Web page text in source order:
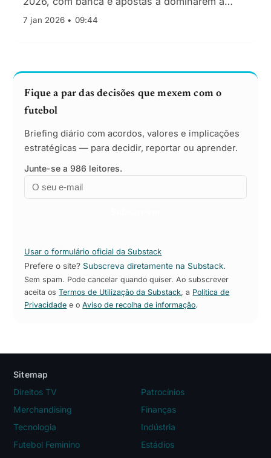
carteira
7 jan 2026 • 09:44
Fique a par das decisões que mexem com o
futebol
Briefing diário com acordos, valores e implicações
estratégicas — para decidir, reportar ou aprender.
Junte-se a 986 leitores.
Email
Empresa
Usar o formulário oficial da Substack
Prefere o site?Subscreva diretamente na Substack.
Sem spam. Pode cancelar quando quiser. Ao subscrever
aceita osTermos de Utilização da Substack , a Política de
Privacidade e oAviso de recolha de informação.
Sitemap
Direitos TV
Patrocínios
Merchandising
Finanças
Tecnologia
Indústria
Futebol Feminino
Estádios